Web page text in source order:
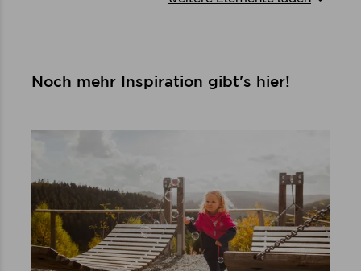
Noch mehr Inspiration gibt's hier!